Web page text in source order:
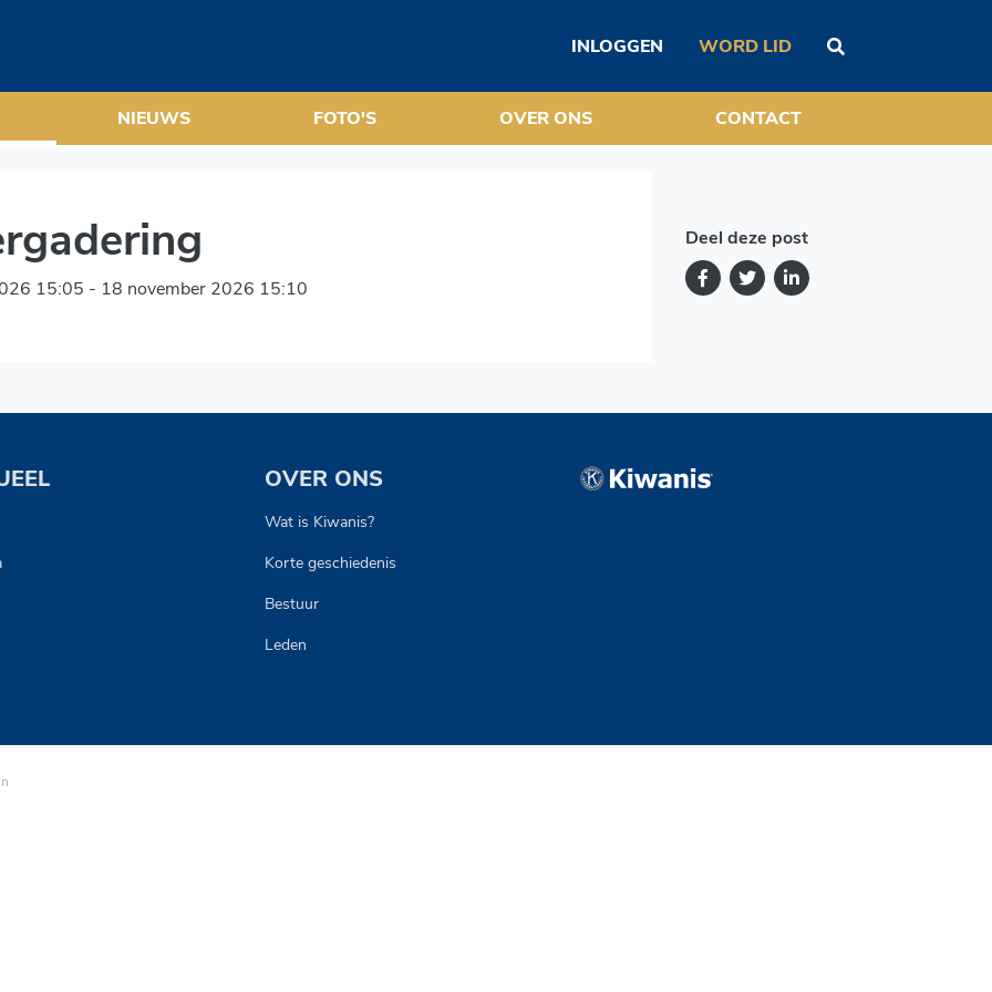
INLOGGEN WORD LID
NIEUWS FOTO'S OVER ONS CONTACT
15:05 - 18 november 2026 15:10
Deel deze post
OVER ONS
Wat is Kiwanis?
Korte geschiedenis
Bestuur
Leden